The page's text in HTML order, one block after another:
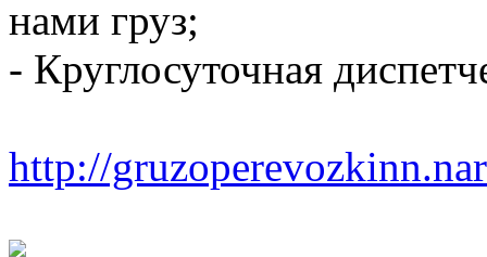
нами груз;
- Круглосуточная
http://